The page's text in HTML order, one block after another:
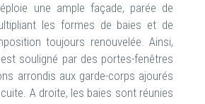
une ample façade, parée de
les formes de baies et de
toujours renouvelée. Ainsi,
est souligné par des portes-fenêtres
arrondis aux garde-corps ajourés
A droite, les baies sont réunies